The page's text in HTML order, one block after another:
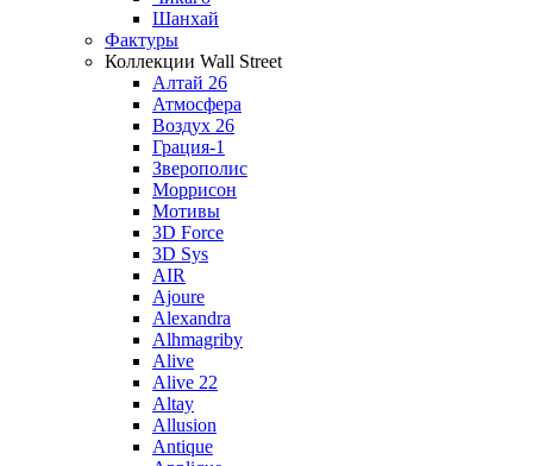
Шанхай
Фактуры
Коллекции Wall Street
Алтай 26
Атмосфера
Воздух 26
Грация-1
Зверополис
Моррисон
Мотивы
3D Force
3D Sys
AIR
Ajoure
Alexandra
Alhmagriby
Alive
Alive 22
Altay
Allusion
Antique